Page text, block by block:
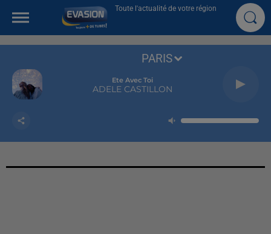
Toute l'actualité de votre région
Ete Avec Toi
ADELE CASTILLON
PARIS